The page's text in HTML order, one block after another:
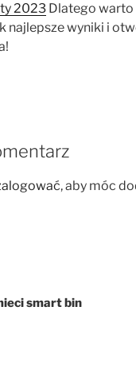
2023 Dlatego
najlepsze wyniki i
, aby móc
smart bin